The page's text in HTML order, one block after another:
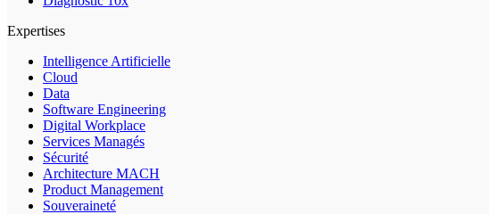
Expertises
Intelligence Artificielle
Cloud
Data
Software Engineering
Digital Workplace
Services Managés
Sécurité
Architecture MACH
Product Management
Souveraineté